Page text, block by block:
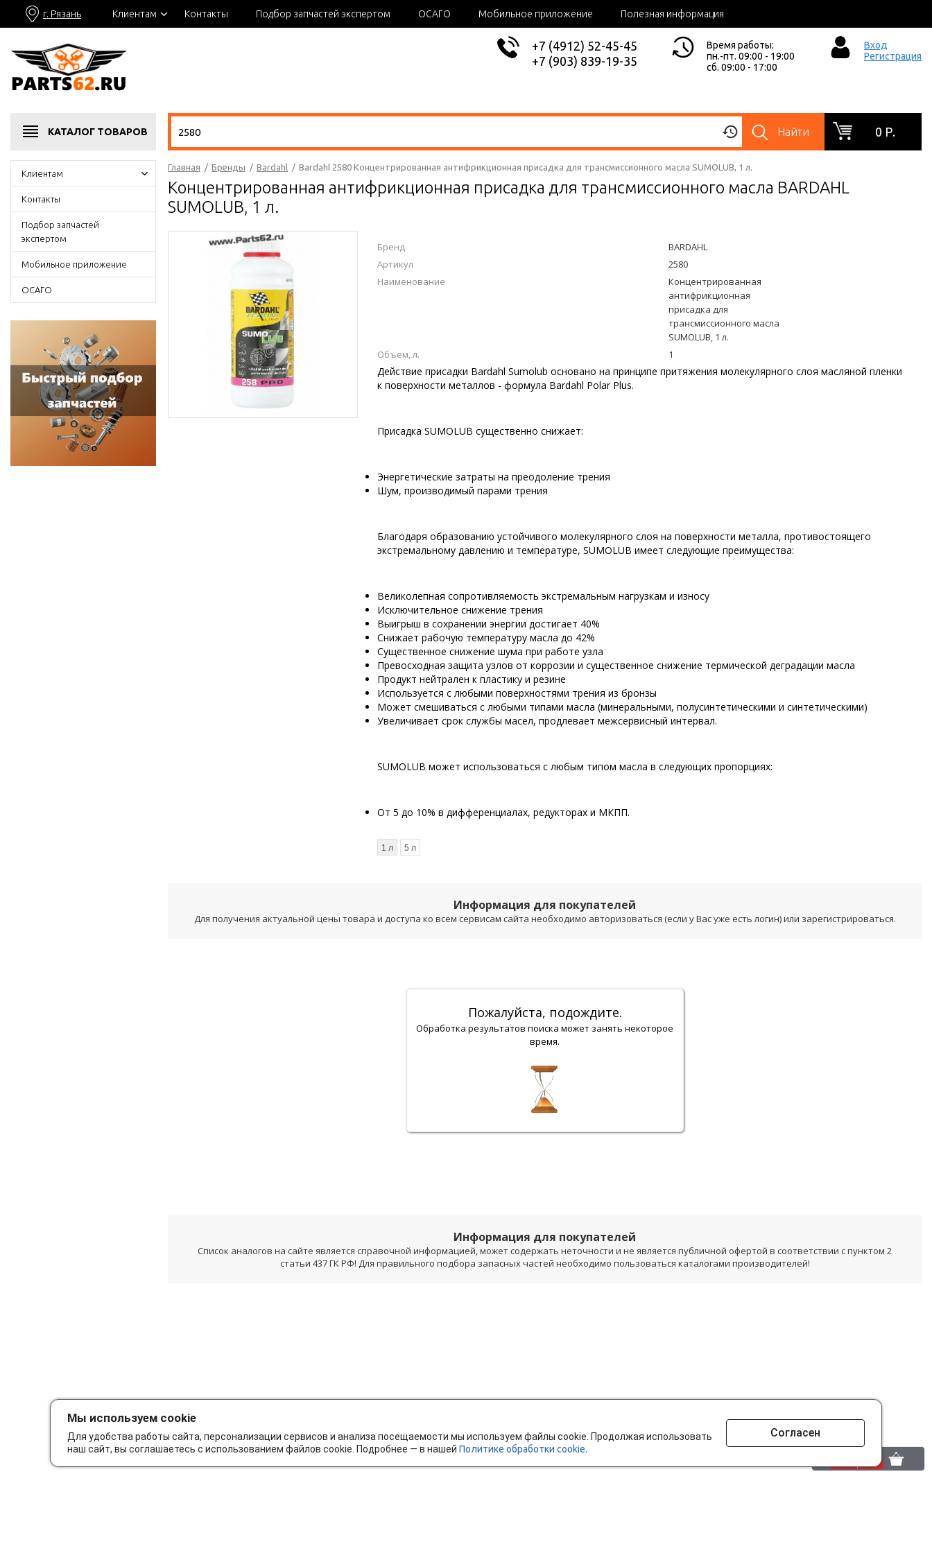
г. Рязань Клиентам Контакты Подбор запчастей экспертом ОСАГО Мобильное приложение Полезная информация
+7 (4912) 52-45-45
+7 (903) 839-19-35
Время работы:
пн.-пт. 09:00 - 19:00
сб. 09:00 - 17:00
Вход
Регистрация
КАТАЛОГ ТОВАРОВ Найти 0 Р.
Клиентам
Контакты
Подбор запчастей
экспертом
Мобильное приложение
ОСАГО
Главная / Бренды / Bardahl / Bardahl 2580 Концентрированная антифрикционная присадка для трансмиссионного масла SUMOLUB, 1 л.
Концентрированная антифрикционная присадка для трансмиссионного масла BARDAHL
SUMOLUB, 1 л.
Бренд
BARDAHL
Артикул
2580
Наименование
Концентрированная
антифрикционная
присадка для
трансмиссионного масла
SUMOLUB, 1 л.
Объем, л.
1
Действие присадки Bardahl Sumolub основано на принципе притяжения молекулярного слоя масляной пленки
к поверхности металлов - формула Bardahl Polar Plus.
Присадка SUMOLUB существенно снижает:
Энергетические затраты на преодоление трения
Шум, производимый парами трения
Благодаря образованию устойчивого молекулярного слоя на поверхности металла, противостоящего
экстремальному давлению и температуре, SUMOLUB имеет следующие преимущества:
Великолепная сопротивляемость экстремальным нагрузкам и износу
Исключительное снижение трения
Выигрыш в сохранении энергии достигает 40%
Снижает рабочую температуру масла до 42%
Существенное снижение шума при работе узла
Превосходная защита узлов от коррозии и существенное снижение термической деградации масла
Продукт нейтрален к пластику и резине
Используется с любыми поверхностями трения из бронзы
Может смешиваться с любыми типами масла (минеральными, полусинтетическими и синтетическими)
Увеличивает срок службы масел, продлевает межсервисный интервал.
SUMOLUB может использоваться с любым типом масла в следующих пропорциях:
От 5 до 10% в дифференциалах, редукторах и МКПП.
1 л 5 л
Информация для покупателей
Для получения актуальной цены товара и доступа ко всем сервисам сайта необходимо авторизоваться (если у Вас уже есть логин) или зарегистрироваться.
Пожалуйста, подождите.
Обработка результатов поиска может занять некоторое
время.
Информация для покупателей
Список аналогов на сайте является справочной информацией, может содержать неточности и не является публичной офертой в соответствии с пунктом 2
статьи 437 ГК РФ! Для правильного подбора запасных частей необходимо пользоваться каталогами производителей!
Мы используем cookie
Для удобства работы сайта, персонализации сервисов и анализа посещаемости мы используем файлы cookie. Продолжая использовать
наш сайт, вы соглашаетесь с использованием файлов cookie. Подробнее — в нашей Политике обработки cookie.
Согласен